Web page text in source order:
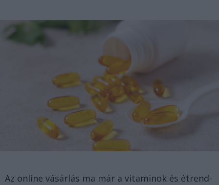
Az online vásárlás ma már a vitaminok és étrend-